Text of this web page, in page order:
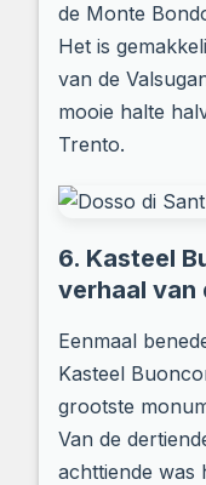
de Monte
Het is
van de
mooie halte
Trento.
6. Kasteel
verhaal van
Eenmaal
Kasteel
grootste
Van de
achttiende was